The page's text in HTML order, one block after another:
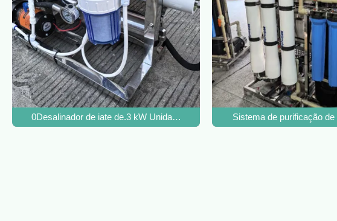
0Desalinador de iate de.3 kW Unidade de dessalinização de água do mar de
Sistema de purificação